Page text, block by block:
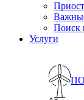
Поиск
Услуги